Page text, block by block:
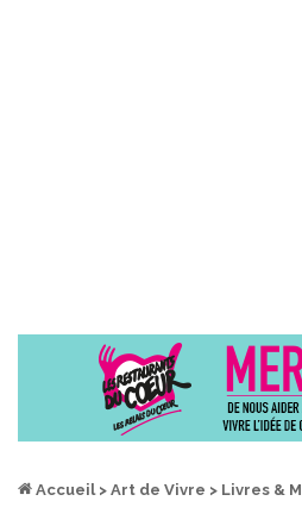
Accueil > Art de Vivre > Livres &